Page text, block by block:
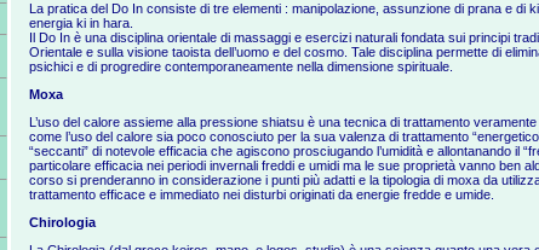
La pratica del Do In consiste di tre elementi : manipolazione, assunzione di prana e di
energia ki in hara.
Il Do In è una disciplina orientale di massaggi e esercizi naturali fondata sui principi
Orientale e sulla visione taoista dell’uomo e del cosmo. Tale disciplina permette di
psichici e di progredire contemporaneamente nella dimensione spirituale.
Moxa
L’uso del calore assieme alla pressione shiatsu è una tecnica di trattamento
come l’uso del calore sia poco conosciuto per la sua valenza di trattamento
“seccanti” di notevole efficacia che agiscono prosciugando l’umidità e allontanando il
particolare efficacia nei periodi invernali freddi e umidi ma le sue proprietà vanno ben
corso si prenderanno in considerazione i punti più adatti e la tipologia di moxa da
trattamento efficace e immediato nei disturbi originati da energie fredde e umide.
Chirologia